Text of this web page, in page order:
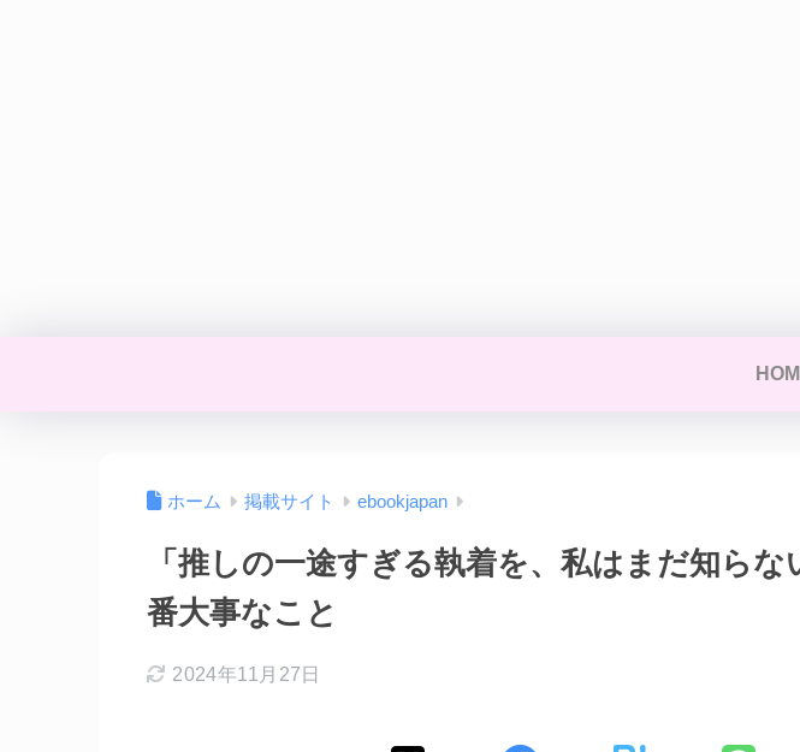
ホーム 掲載サイト ebookjapan
「推しの一途すぎる執着を、私はまだ知らな
番大事なこと
2024年11月27日